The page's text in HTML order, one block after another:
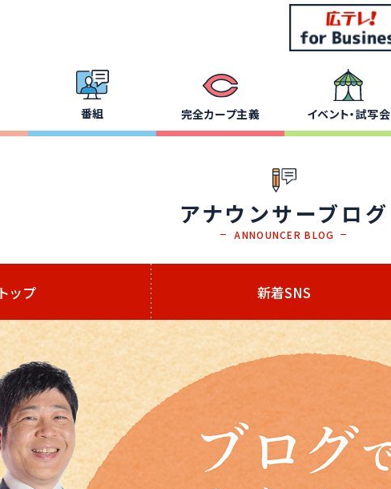
番組 完全カープ主義 イベント・試写会
アナウンサーブログ
ANNOUNCER BLOG
トップ 新着SNS